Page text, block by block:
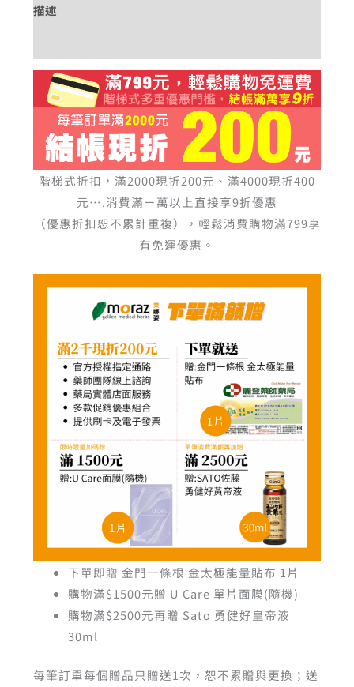
描述
階梯式折扣，滿2000現折200元、滿4000現折400
元….消費滿ㄧ萬以上直接享9折優惠
（優惠折扣恕不累計重複），輕鬆消費購物滿799享
有免運優惠。
下單即贈 金門一條根 金太極能量貼布 1片
購物滿$1500元贈 U Care 單片面膜(隨機)
購物滿$2500元再贈 Sato 勇健好皇帝液
30ml
每筆訂單每個贈品只贈送1次，恕不累贈與更換；送